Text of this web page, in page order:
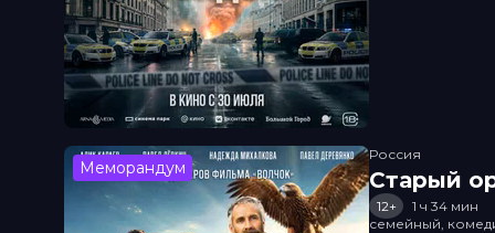
Меморандум
Россия
Старый
12+
1 ч 34 мин
семейный,